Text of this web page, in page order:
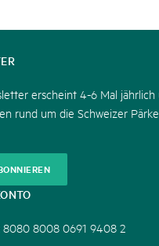
erscheint 4-6 Mal
rund um die Schweizer
8080 8008 0691 9408 2